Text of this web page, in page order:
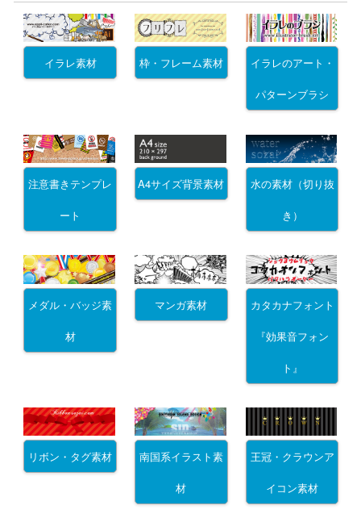
イラレ素材 枠・フレーム素材 イラレのアート・
パターンブラシ
注意書きテンプレ
ート
A4サイズ背景素材 水の素材（切り抜
き）
メダル・バッジ素
材
マンガ素材 カタカナフォント
『効果音フォン
ト』
リボン・タグ素材 南国系イラスト素
材
王冠・クラウンア
イコン素材